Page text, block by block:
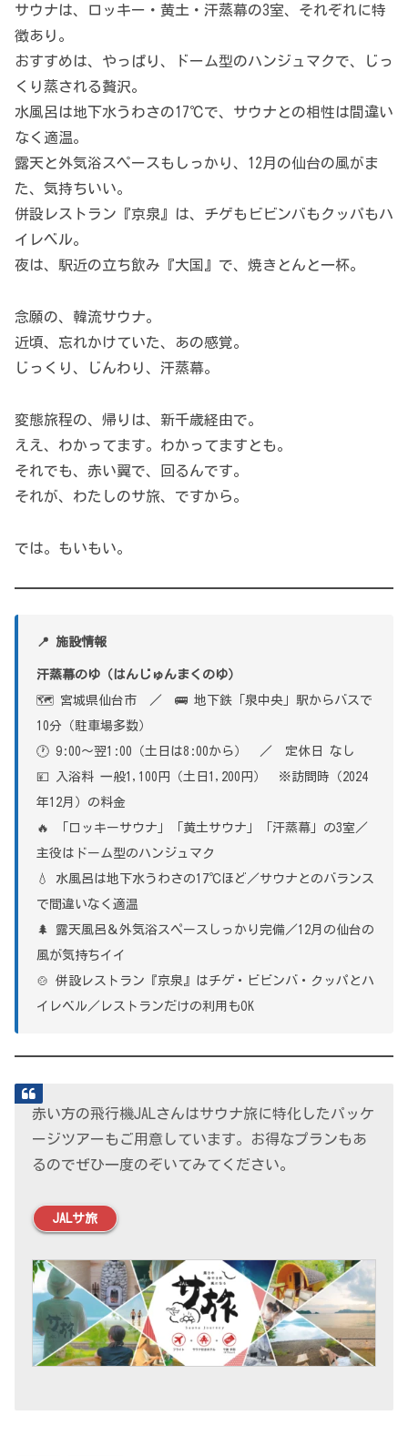
サウナは、ロッキー・黄土・汗蒸幕の3室、それぞれに特
徴あり。
おすすめは、やっぱり、ドーム型のハンジュマクで、じっ
くり蒸される贅沢。
水風呂は地下水うわさの17℃で、サウナとの相性は間違い
なく適温。
露天と外気浴スペースもしっかり、12月の仙台の風がま
た、気持ちいい。
併設レストラン『京泉』は、チゲもビビンバもクッパもハ
イレベル。
夜は、駅近の立ち飲み『大国』で、焼きとんと一杯。
念願の、韓流サウナ。
近頃、忘れかけていた、あの感覚。
じっくり、じんわり、汗蒸幕。
変態旅程の、帰りは、新千歳経由で。
ええ、わかってます。わかってますとも。
それでも、赤い翼で、回るんです。
それが、わたしのサ旅、ですから。
では。もいもい。
📍 施設情報
汗蒸幕のゆ（はんじゅんまくのゆ）
🗺 宮城県仙台市 ／ 🚌 地下鉄「泉中央」駅からバスで
10分（駐車場多数）
🕐 9:00〜翌1:00（土日は8:00から） ／ 定休日 なし
💴 入浴料 一般1,100円（土日1,200円） ※訪問時（2024
年12月）の料金
🔥 「ロッキーサウナ」「黄土サウナ」「汗蒸幕」の3室／
主役はドーム型のハンジュマク
💧 水風呂は地下水うわさの17℃ほど／サウナとのバランス
で間違いなく適温
🌲 露天風呂＆外気浴スペースしっかり完備／12月の仙台の
風が気持ちイイ
🍲 併設レストラン『京泉』はチゲ・ビビンバ・クッパとハ
イレベル／レストランだけの利用もOK
赤い方の飛行機JALさんはサウナ旅に特化したパッケ
ージツアーもご用意しています。お得なプランもあ
るのでぜひ一度のぞいてみてください。
JALサ旅